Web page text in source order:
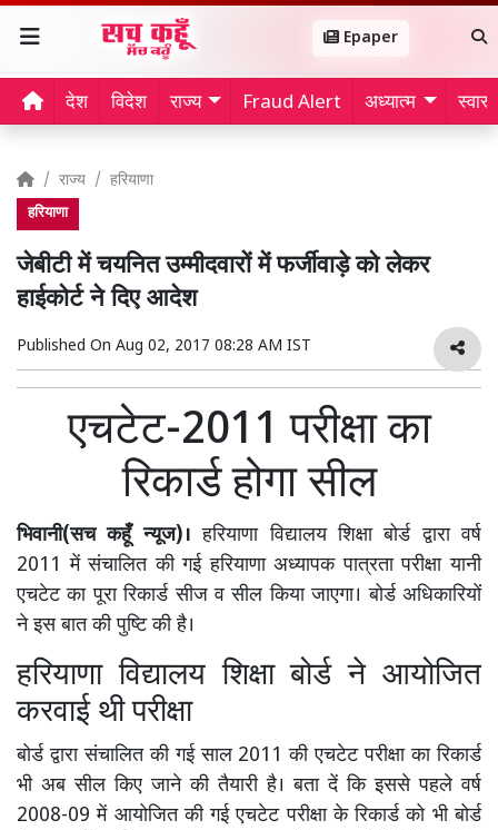
Epaper
देश विदेश राज्य Fraud Alert अध्यात्म
राज्य हरियाणा
हरियाणा
जेबीटी में चयनित उम्मीदवारों में फर्जीवाड़े को लेकर
हाईकोर्ट ने दिए आदेश
Published On Aug 02, 2017 08:28 AM IST
एचटेट-2011 परीक्षा का
रिकार्ड होगा सील
भिवानी(सच कहूँ न्यूज)। हरियाणा विद्यालय शिक्षा बोर्ड द्वारा वर्ष
2011 में संचालित की गई हरियाणा अध्यापक पात्रता परीक्षा यानी
एचटेट का पूरा रिकार्ड सीज व सील किया जाएगा। बोर्ड अधिकारियों
ने इस बात की पुष्टि की है।
हरियाणा विद्यालय शिक्षा बोर्ड ने आयोजित
करवाई थी परीक्षा
बोर्ड द्वारा संचालित की गई साल 2011 की एचटेट परीक्षा का रिकार्ड
भी अब सील किए जाने की तैयारी है। बता दें कि इससे पहले वर्ष
2008-09 में आयोजित की गई एचटेट परीक्षा के रिकार्ड को भी बोर्ड